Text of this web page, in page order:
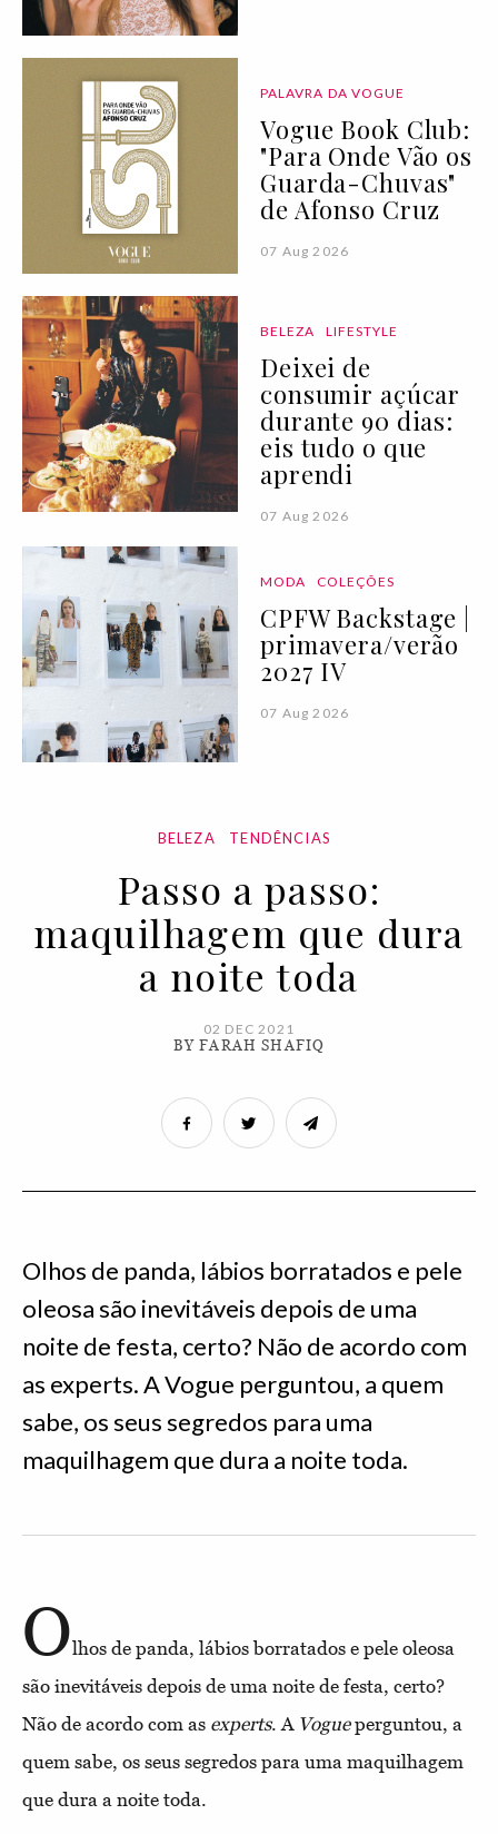
PALAVRA DA VOGUE
Vogue Book Club:
"Para Onde Vão os
Guarda-Chuvas"
de Afonso Cruz
07 Aug 2026
BELEZA LIFESTYLE
Deixei de
consumir açúcar
durante 90 dias:
eis tudo o que
aprendi
07 Aug 2026
MODA COLEÇÕES
CPFW Backstage |
primavera/verão
2027 IV
07 Aug 2026
BELEZA TENDÊNCIAS
Passo a passo:
maquilhagem que dura
a noite toda
02 DEC 2021
BY FARAH SHAFIQ
Olhos de panda, lábios borratados e pele
oleosa são inevitáveis depois de uma
noite de festa, certo? Não de acordo com
as experts. A Vogue perguntou, a quem
sabe, os seus segredos para uma
maquilhagem que dura a noite toda.
Olhos de panda, lábios borratados e pele oleosa
são inevitáveis depois de uma noite de festa, certo?
Não de acordo com as experts. A Vogueperguntou, a
quem sabe, os seus segredos para uma maquilhagem
que dura a noite toda.